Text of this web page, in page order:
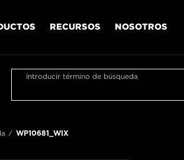
RECURSOS NOSOTROS
Introducir término de búsqueda
WP10681_WIX